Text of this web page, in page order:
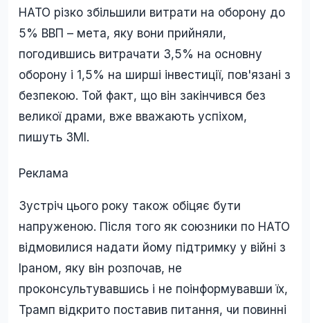
НАТО різко збільшили витрати на оборону до
5% ВВП – мета, яку вони прийняли,
погодившись витрачати 3,5% на основну
оборону і 1,5% на ширші інвестиції, пов'язані з
безпекою. Той факт, що він закінчився без
великої драми, вже вважають успіхом,
пишуть ЗМІ.
Реклама
Зустріч цього року також обіцяє бути
напруженою. Після того як союзники по НАТО
відмовилися надати йому підтримку у війні з
Іраном, яку він розпочав, не
проконсультувавшись і не поінформувавши їх,
Трамп відкрито поставив питання, чи повинні